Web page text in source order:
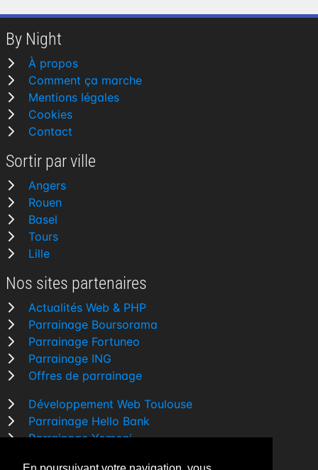
By Night
À propos
Comment ça marche
Mentions légales
Cookies
Contact
Sortir par ville
Angers
Rouen
Basel
Tours
Lille
Nos sites partenaires
Actualités Web & PHP
Parrainage Boursorama
Parrainage Fortuneo
Parrainage ING
Offres de parrainage
Développement Web Toulouse
Parrainage Hello Bank
Parrainage Yomoni